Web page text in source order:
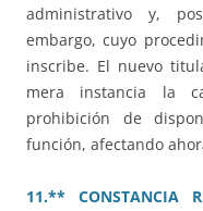
administrativo y,
embargo, cuyo
inscribe. El nuevo
mera instancia la
prohibición de
función, afectando
11.** CONSTANCIA